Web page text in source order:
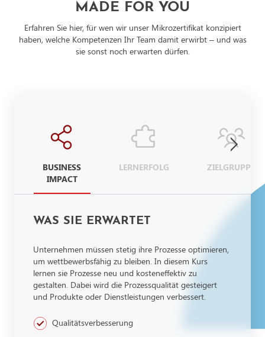
MADE FOR YOU
Erfahren Sie hier, für wen wir unser Mikrozertifikat konzipiert
haben, welche Kompetenzen Ihr Team damit erwirbt – und was
sie sonst noch erwarten dürfen.
BUSINESS
IMPACT
LERNERFOLG ZIELGRUPPE
WAS SIE ERWARTET
Unternehmen müssen stetig ihre Prozesse optimieren,
um wettbewerbsfähig zu bleiben. In diesem Kurs
lernen sie Prozesse neu und kosteneffektiv zu
gestalten. Dabei wird die Prozessqualität gesteigert
und Produkte oder Dienstleistungen verbessert.
Qualitätsverbesserung